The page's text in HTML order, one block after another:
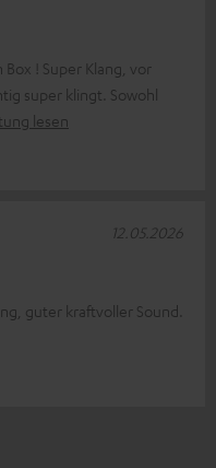
! Super Klang, vor
super klingt. Sowohl
lesen
guter kraftvoller Sound.
12.05.2026